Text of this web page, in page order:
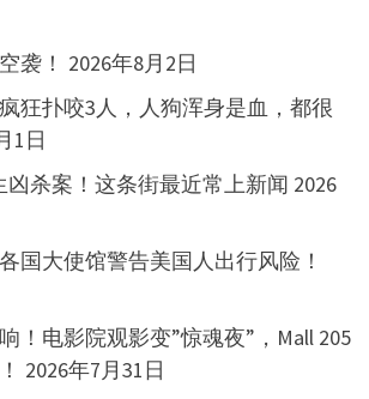
袭！ 2026年8月2日
狂扑咬3人，人狗浑身是血，都很
1日
凶杀案！这条街最近常上新闻 2026
国大使馆警告美国人出行风险！
！电影院观影变”惊魂夜”，Mall 205
2026年7月31日